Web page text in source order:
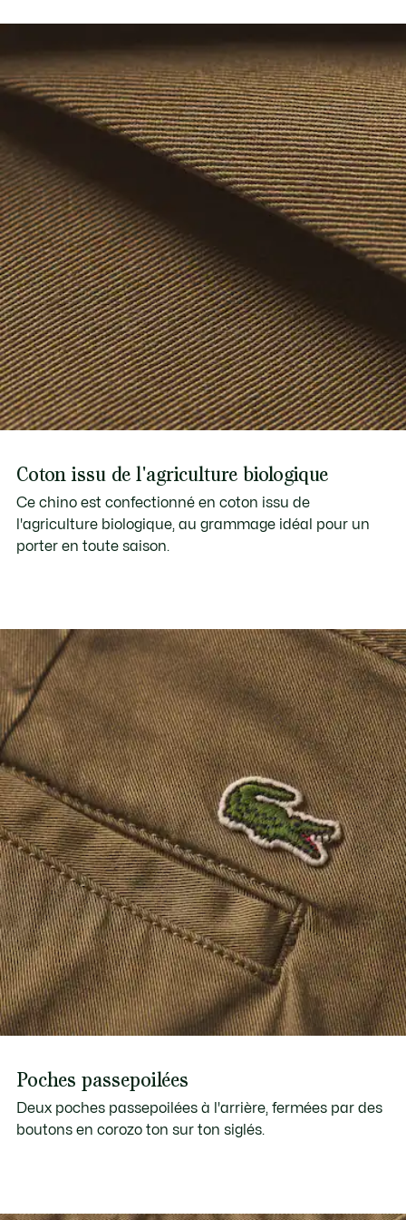
passepoilées au dos
Crocodile brodé cousu au-dessus d’une poche au dos
Repassage basse température maximum 110
degrés Celsius
Nettoyage à sec normal
Pas de nettoyage professionnel
Séchage pendu
connaissance des fournisseurs et de l’écosystème… pas un
fil n’est tissé sans la vigilance du Crocodile.
Découvrez-en plus ici
Coton issu de l'agriculture biologique
Ce chino est confectionné en coton issu de
l'agriculture biologique, au grammage idéal pour un
porter en toute saison.
Poches passepoilées
Deux poches passepoilées à l'arrière, fermées par des
boutons en corozo ton sur ton siglés.